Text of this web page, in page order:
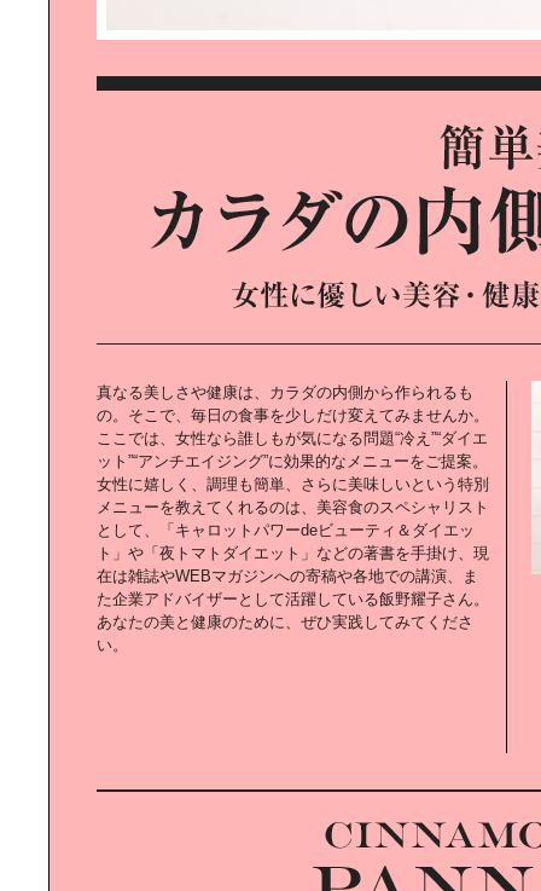
真なる美しさや健康は、カラダの内側から作られるも
の。そこで、毎日の食事を少しだけ変えてみませんか。
ここでは、女性なら誰しもが気になる問題“冷え”“ダイエ
ット”“アンチエイジング”に効果的なメニューをご提案。
女性に嬉しく、調理も簡単、さらに美味しいという特別
メニューを教えてくれるのは、美容食のスペシャリスト
として、「キャロットパワーdeビューティ＆ダイエッ
ト」や「夜トマトダイエット」などの著書を手掛け、現
在は雑誌やWEBマガジンへの寄稿や各地での講演、ま
た企業アドバイザーとして活躍している飯野耀子さん。
あなたの美と健康のために、ぜひ実践してみてくださ
い。
スポーツ、話題沸騰のピックルボー
RYOGOKU NEW LOCAL｜「両国」
の“今”を感じる新体験スポットへ
グランピングも楽しめるリゾーティ
GOLF CLUB」へ。
「サウンドクチュール」に学ぶ｜心
地よい音と香りの見つけ方